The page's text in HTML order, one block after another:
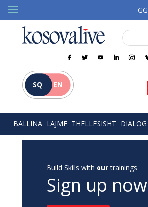
SQ EN
BALLINA LAJME THELLËSISHT DIALOG
Build Skills with ourtrainings
Sign up